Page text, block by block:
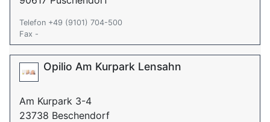
Telefon +49 (9101) 704-500
Fax -
Opilio Am Kurpark Lensahn
Am Kurpark 3-4
23738 Beschendorf